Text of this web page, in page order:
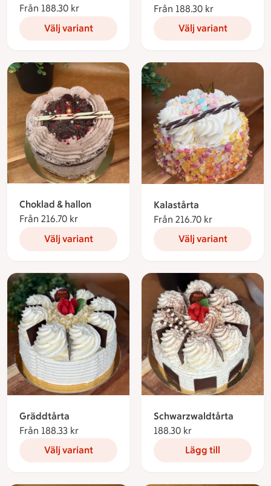
Från 188.30 kr Från 188.30 kronor
Välj variant
Från 188.30 kr
Välj variant
Choklad & hallon
Från 216.70 kr Från 216.70 kronor
Välj variant
Kalastårta
Från 216.70 kr
Välj variant
Gräddtårta
Från 188.33 kr Från 188.33 kronor
Välj variant
Schwarzwaldtårta
188.30 kr
Lägg till